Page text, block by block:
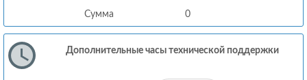
Сумма 0
Дополнительные часы технической поддержки